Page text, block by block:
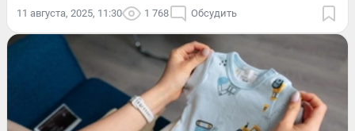
11 августа, 2025, 11:30 1 768 Обсудить